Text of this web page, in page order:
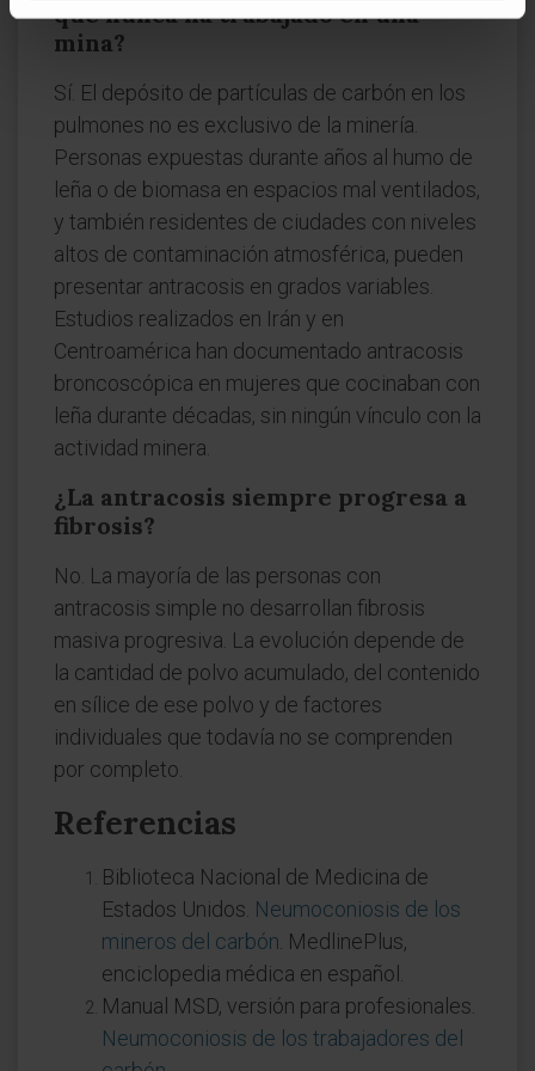
que nunca ha trabajado en una
mina?
Sí. El depósito de partículas de carbón en los
pulmones no es exclusivo de la minería.
Personas expuestas durante años al humo de
leña o de biomasa en espacios mal ventilados,
y también residentes de ciudades con niveles
altos de contaminación atmosférica, pueden
presentar antracosis en grados variables.
Estudios realizados en Irán y en
Centroamérica han documentado antracosis
broncoscópica en mujeres que cocinaban con
leña durante décadas, sin ningún vínculo con la
actividad minera.
¿La antracosis siempre progresa a
fibrosis?
No. La mayoría de las personas con
antracosis simple no desarrollan fibrosis
masiva progresiva. La evolución depende de
la cantidad de polvo acumulado, del contenido
en sílice de ese polvo y de factores
individuales que todavía no se comprenden
por completo.
Referencias
Biblioteca Nacional de Medicina de
Estados Unidos. Neumoconiosis de los
mineros del carbón . MedlinePlus,
enciclopedia médica en español.
Manual MSD, versión para profesionales.
Neumoconiosis de los trabajadores del